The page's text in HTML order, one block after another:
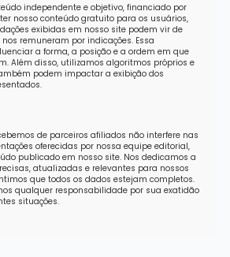
independente e objetivo, financiado por
nosso conteúdo gratuito para os usuários,
exibidas em nosso site podem vir de
remuneram por indicações. Essa
a forma, a posição e a ordem em que
Além disso, utilizamos algoritmos próprios e
podem impactar a exibição dos
de parceiros afiliados não interfere nas
oferecidas por nossa equipe editorial,
publicado em nosso site. Nos dedicamos a
atualizadas e relevantes para nossos
que todos os dados estejam completos.
qualquer responsabilidade por sua exatidão
situações.